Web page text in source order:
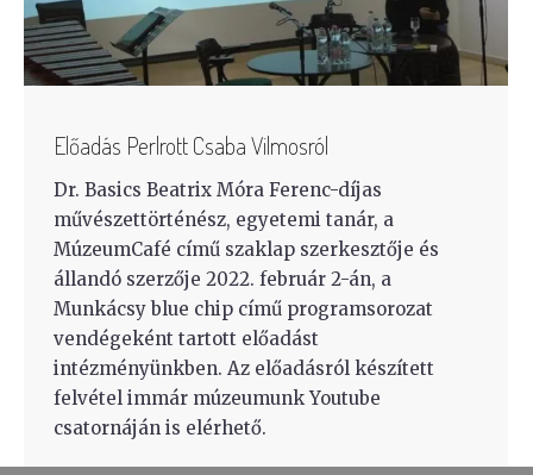
Előadás Perlrott Csaba Vilmosról
Dr. Basics Beatrix Móra Ferenc-díjas
művészettörténész, egyetemi tanár, a
MúzeumCafé című szaklap szerkesztője és
állandó szerzője 2022. február 2-án, a
Munkácsy blue chip című programsorozat
vendégeként tartott előadást
intézményünkben. Az előadásról készített
felvétel immár múzeumunk Youtube
csatornáján is elérhető.